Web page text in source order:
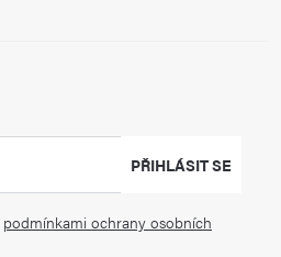
podmínkami ochrany osobních
PŘIHLÁSIT SE